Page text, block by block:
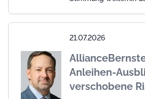
21.07.2026
Anleihen-
verschobene